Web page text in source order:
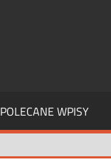
POLECANE WPISY